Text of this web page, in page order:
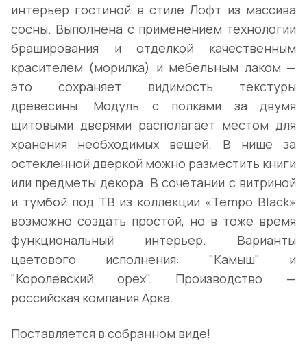
интерьер гостиной в стиле Лофт из массива
сосны. Выполнена с применением технологии
браширования и отделкой качественным
красителем (морилка) и мебельным лаком —
это сохраняет видимость текстуры
древесины. Модуль с полками за двумя
щитовыми дверями располагает местом для
хранения необходимых вещей. В нише за
остекленной дверкой можно разместить книги
или предметы декора. В сочетании с витриной
и тумбой под ТВ из коллекции «Tempo Black»
возможно создать простой, но в тоже время
функциональный интерьер. Варианты
цветового исполнения: "Камыш" и
"Королевский орех". Производство —
российская компания Арка.
Поставляется в собранном виде!